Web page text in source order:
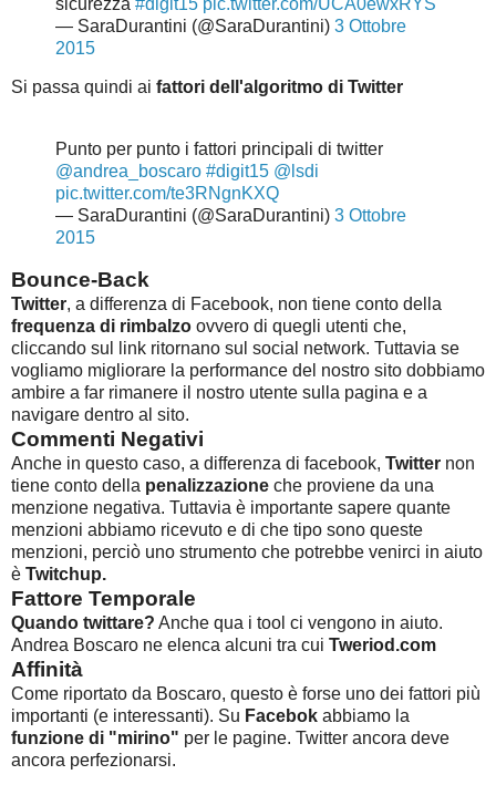
— SaraDurantini (@SaraDurantini) 3 Ottobre
2015
Si passa quindi ai fattori dell'algoritmo di Twitter
Punto per punto i fattori principali di twitter
@andrea_boscaro #digit15 @lsdi
pic.twitter.com/te3RNgnKXQ
— SaraDurantini (@SaraDurantini) 3 Ottobre
2015
Bounce-Back
Twitter, a differenza di Facebook, non tiene conto della
frequenza di rimbalzo ovvero di quegli utenti che,
cliccando sul link ritornano sul social network. Tuttavia se
vogliamo migliorare la performance del nostro sito dobbiamo
ambire a far rimanere il nostro utente sulla pagina e a
navigare dentro al sito.
Commenti Negativi
Anche in questo caso, a differenza di facebook, Twitter non
tiene conto della penalizzazione che proviene da una
menzione negativa. Tuttavia è importante sapere quante
menzioni abbiamo ricevuto e di che tipo sono queste
menzioni, perciò uno strumento che potrebbe venirci in aiuto
è Twitchup.
Fattore Temporale
Quando twittare? Anche qua i tool ci vengono in aiuto.
Andrea Boscaro ne elenca alcuni tra cui Tweriod.com
Affinità
Come riportato da Boscaro, questo è forse uno dei fattori più
importanti (e interessanti). Su Facebok abbiamo la
funzione di "mirino" per le pagine. Twitter ancora deve
ancora perfezionarsi.